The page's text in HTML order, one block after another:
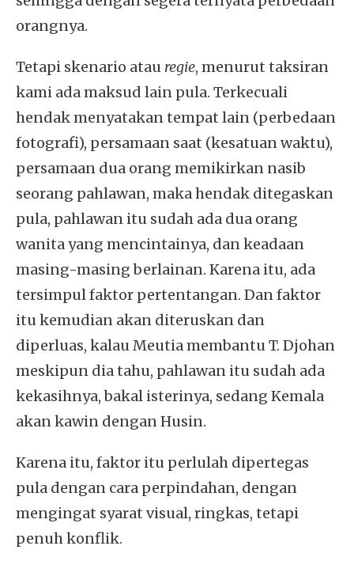
orangnya.
Tetapi skenario atau regie, menurut taksiran
kami ada maksud lain pula. Terkecuali
hendak menyatakan tempat lain (perbedaan
fotografi), persamaan saat (kesatuan waktu),
persamaan dua orang memikirkan nasib
seorang pahlawan, maka hendak ditegaskan
pula, pahlawan itu sudah ada dua orang
wanita yang mencintainya, dan keadaan
masing-masing berlainan. Karena itu, ada
tersimpul faktor pertentangan. Dan faktor
itu kemudian akan diteruskan dan
diperluas, kalau Meutia membantu T. Djohan
meskipun dia tahu, pahlawan itu sudah ada
kekasihnya, bakal isterinya, sedang Kemala
akan kawin dengan Husin.
Karena itu, faktor itu perlulah dipertegas
pula dengan cara perpindahan, dengan
mengingat syarat visual, ringkas, tetapi
penuh konflik.